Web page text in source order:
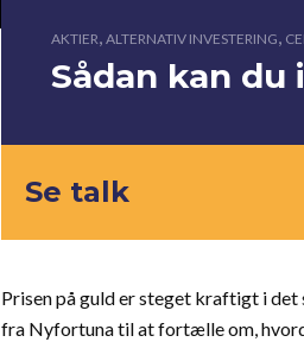
AKTIER, ALTERNATIV INVESTERING,
Sådan kan
Se talk
Prisen på guld er steget kraftigt i det
fra Nyfortuna til at fortælle om,